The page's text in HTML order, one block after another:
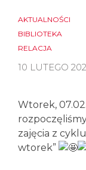
AKTUALNOŚCI
BIBLIOTEKA
RELACJA
10 LUTEGO
Wtorek,
zajęcia z
wtorek”